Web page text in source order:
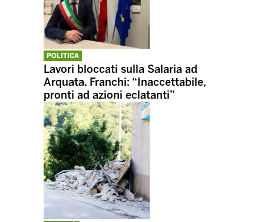
POLITICA
Lavori bloccati sulla Salaria ad
Arquata. Franchi: “Inaccettabile,
pronti ad azioni eclatanti”